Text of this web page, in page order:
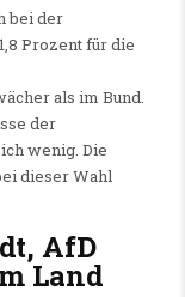
bei der
Prozent für die
als im Bund.
der
wenig. Die
dieser Wahl
AfD
Land